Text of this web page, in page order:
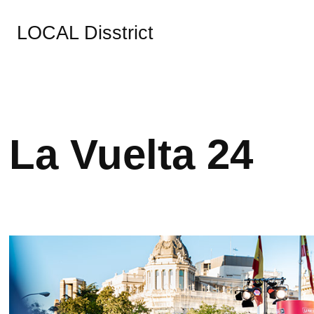
LOCAL Disstrict
La Vuelta 24